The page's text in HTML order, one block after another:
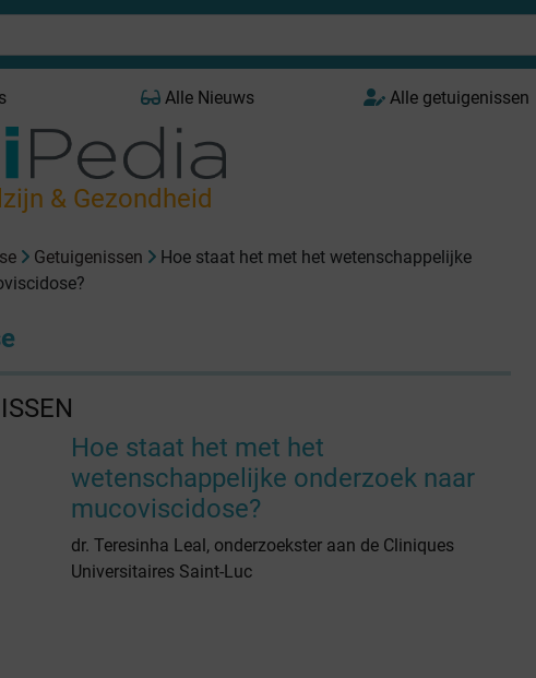
Alle Nieuws Alle getuigenissen
& Gezondheid
Getuigenissen
Hoe staat het met het wetenschappelijke
Hoe staat het met het
wetenschappelijke onderzoek naar
mucoviscidose?
dr. Teresinha Leal, onderzoekster aan de Cliniques
Universitaires Saint-Luc